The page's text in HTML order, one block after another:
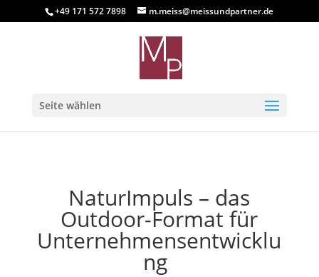
+49 171 572 7898 m.meiss@meissundpartner.de
Seite wählen
NaturImpuls – das
Outdoor-Format für
Unternehmensentwicklu
ng